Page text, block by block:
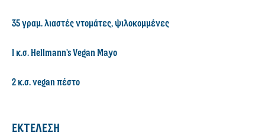
35 γραμ. λιαστές ντομάτες, ψιλοκομμένες
1 κ.σ. Hellmann’s Vegan Mayo
2 κ.σ. vegan πέστο
ΕΚΤΕΛΕΣΗ